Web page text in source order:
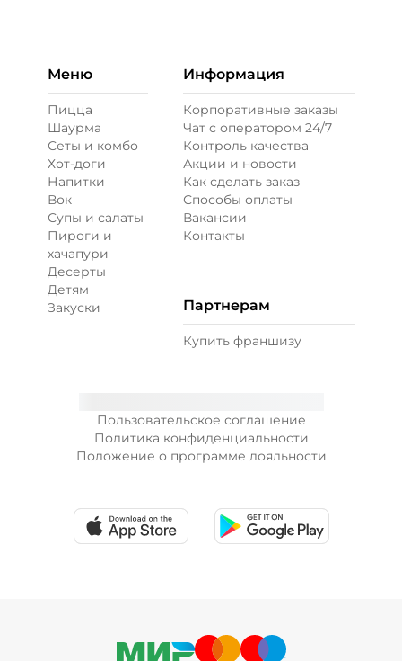
Пользовательское соглашение
Политика конфиденциальности
Положение о программе лояльности
Меню
Пицца
Шаурма
Сеты и комбо
Хот-доги
Напитки
Вок
Супы и салаты
Пироги и
хачапури
Десерты
Детям
Закуски
Информация
Корпоративные заказы
Чат с оператором 24/7
Контроль качества
Акции и новости
Как сделать заказ
Способы оплаты
Вакансии
Контакты
Партнерам
Купить франшизу